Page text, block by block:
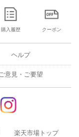
購入履歴 クーポン
ヘルプ
ご意見・ご要望
楽天市場トップ